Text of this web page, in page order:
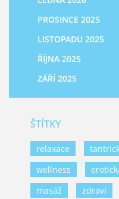
PROSINCE 2025
LISTOPADU 2025
ŘÍJNA 2025
ZÁŘÍ 2025
ŠTÍTKY
relaxace
wellness
masáž
zdraví